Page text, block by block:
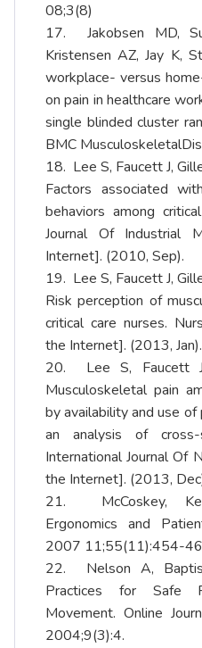
08;3(8)
17. Jakobsen MD,
Kristensen AZ, Jay K,
workplace- versus
on pain in healthcare
single blinded cluster
BMC
18. Lee S, Faucett J,
Factors associated
behaviors among
Journal Of Industrial
Internet]. (2010, Sep).
19. Lee S, Faucett J,
Risk perception of
critical care nurses.
the Internet]. (2013, Jan).
20. Lee S, Faucett
Musculoskeletal pain
by availability and use
an analysis of cross-
International Journal Of
the Internet]. (2013,
21. McCoskey,
Ergonomics and
2007 11;55(11):454-
22. Nelson A,
Practices for Safe
Movement. Online
2004;9(3):4.